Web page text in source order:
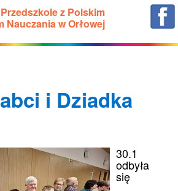
z Polskim
Nauczania w Orłowej
i Dziadka
30.1
odbyła
się